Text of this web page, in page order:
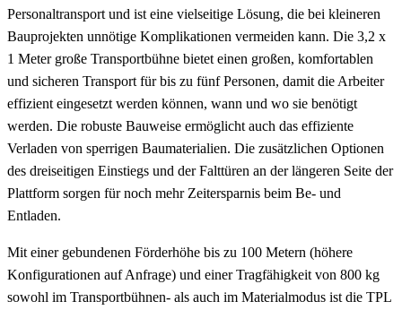
Personaltransport und ist eine vielseitige Lösung, die bei kleineren
Bauprojekten unnötige Komplikationen vermeiden kann. Die 3,2 x
1 Meter große Transportbühne bietet einen großen, komfortablen
und sicheren Transport für bis zu fünf Personen, damit die Arbeiter
effizient eingesetzt werden können, wann und wo sie benötigt
werden. Die robuste Bauweise ermöglicht auch das effiziente
Verladen von sperrigen Baumaterialien. Die zusätzlichen Optionen
des dreiseitigen Einstiegs und der Falttüren an der längeren Seite der
Plattform sorgen für noch mehr Zeitersparnis beim Be- und
Entladen.
Mit einer gebundenen Förderhöhe bis zu 100 Metern (höhere
Konfigurationen auf Anfrage) und einer Tragfähigkeit von 800 kg
sowohl im Transportbühnen- als auch im Materialmodus ist die TPL